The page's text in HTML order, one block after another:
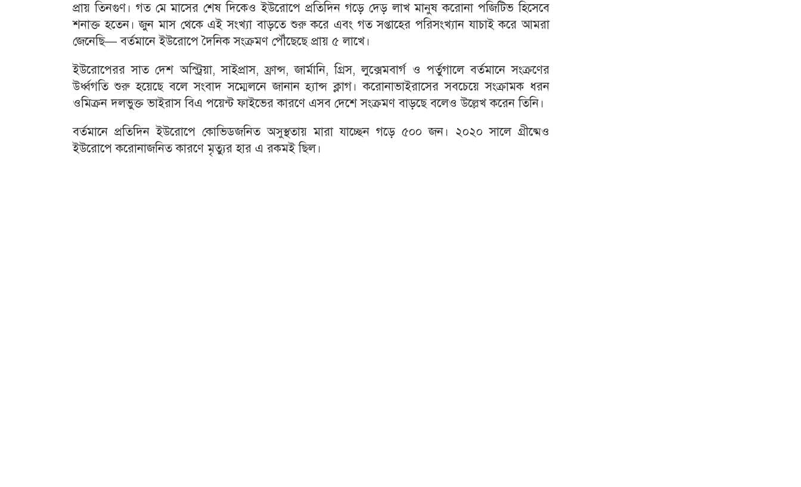
প্রায় তিনগুণ। গত মে মাসের শেষ দিকেও ইউরোপে প্রতিদিন গড়ে দেড় লাখ মানুষ করোনা পজিটিভ হিসেবে
শনাক্ত হতেন। জুন মাস থেকে এই সংখ্যা বাড়তে শুরু করে এবং গত সপ্তাহের পরিসংখ্যান যাচাই করে আমরা
জেনেছি— বর্তমানে ইউরোপে দৈনিক সংক্রমণ পৌঁছেছে প্রায় ৫ লাখে।
ইউরোপেরর সাত দেশ অস্ট্রিয়া, সাইপ্রাস, ফ্রান্স, জার্মানি, গ্রিস, লুক্সেমবার্গ ও পর্তুগালে বর্তমানে সংক্রণের
উর্ধ্বগতি শুরু হয়েছে বলে সংবাদ সম্মেলনে জানান হ্যান্স ক্লাগ। করোনাভাইরাসের সবচেয়ে সংক্রামক ধরন
ওমিক্রন দলভুক্ত ভাইরাস বিএ পয়েন্ট ফাইভের কারণে এসব দেশে সংক্রমণ বাড়ছে বলেও উল্লেখ করেন তিনি।
বর্তমানে প্রতিদিন ইউরোপে কোভিডজনিত অসুস্থতায় মারা যাচ্ছেন গড়ে ৫০০ জন। ২০২০ সালে গ্রীষ্মেও
ইউরোপে করোনাজনিত কারণে মৃত্যুর হার এ রকমই ছিল।